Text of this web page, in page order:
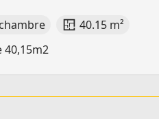
40.15 m²
40,15m2